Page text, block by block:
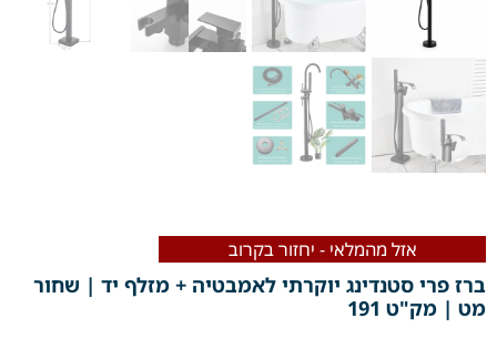
אזל מהמלאי - יחזור בקרוב
ברז פרי סטנדינג יוקרתי לאמבטיה + מזלף יד | שחור
מט | מק"ט 191